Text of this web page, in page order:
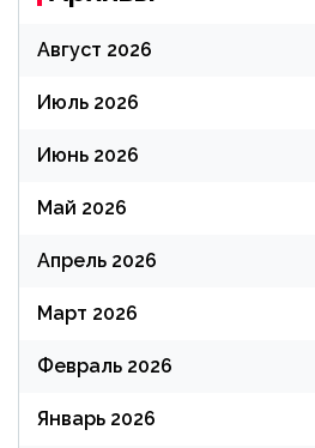
Август 2026
Июль 2026
Июнь 2026
Май 2026
Апрель 2026
Март 2026
Февраль 2026
Январь 2026